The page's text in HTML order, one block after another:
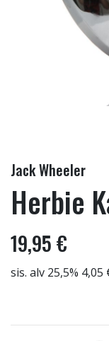
Jack Wheeler
Herbie
19,95 €
sis. alv 25,5% 4,05